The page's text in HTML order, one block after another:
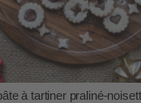
à tartiner praliné-